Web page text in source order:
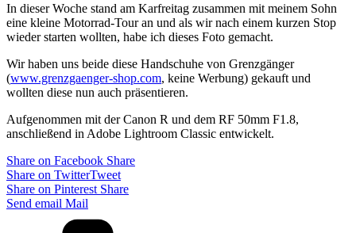
In dieser Woche stand am Karfreitag zusammen mit meinem Sohn
eine kleine Motorrad-Tour an und als wir nach einem kurzen Stop
wieder starten wollten, habe ich dieses Foto gemacht.
Wir haben uns beide diese Handschuhe von Grenzgänger
(www.grenzgaenger-shop.com, keine Werbung) gekauft und
wollten diese nun auch präsentieren.
Aufgenommen mit der Canon R und dem RF 50mm F1.8,
anschließend in Adobe Lightroom Classic entwickelt.
Share on Facebook Share
Share on TwitterTweet
Share on Pinterest Share
Send email Mail